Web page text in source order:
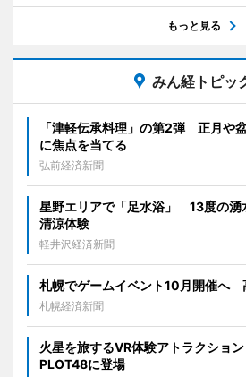
もっと見る
みん経トピッ
「津軽伝承料理」の第2弾 正月や
に焦点を当てる
弘前経済新聞
星野エリアで「足水浴」 13度の湧
清涼体験
軽井沢経済新聞
札幌でゲームイベント10月開催へ
札幌経済新聞
火星を旅するVR体験アトラクショ
PLOT48に登場